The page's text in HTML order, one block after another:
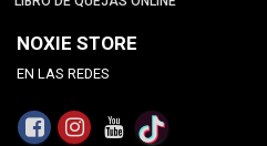
NOXIE STORE
EN LAS REDES